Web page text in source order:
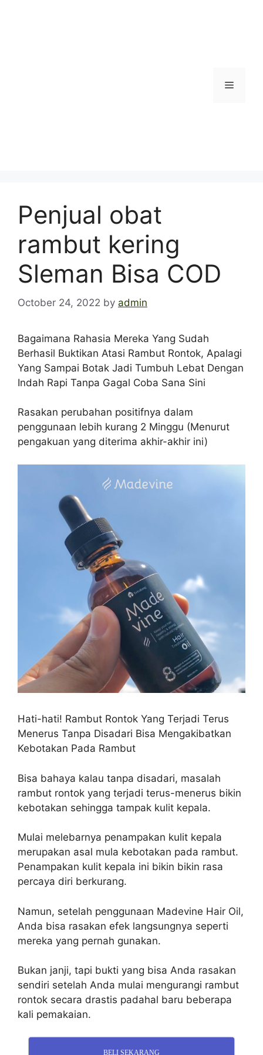
Menu
Penjual obat
rambut kering
Sleman Bisa COD
October 24, 2022 by admin
Bagaimana Rahasia Mereka Yang Sudah
Berhasil Buktikan Atasi Rambut Rontok, Apalagi
Yang Sampai Botak Jadi Tumbuh Lebat Dengan
Indah Rapi Tanpa Gagal Coba Sana Sini
Rasakan perubahan positifnya dalam
penggunaan lebih kurang 2 Minggu (Menurut
pengakuan yang diterima akhir-akhir ini)
Hati-hati! Rambut Rontok Yang Terjadi Terus
Menerus Tanpa Disadari Bisa Mengakibatkan
Kebotakan Pada Rambut
Bisa bahaya kalau tanpa disadari, masalah
rambut rontok yang terjadi terus-menerus bikin
kebotakan sehingga tampak kulit kepala.
Mulai melebarnya penampakan kulit kepala
merupakan asal mula kebotakan pada rambut.
Penampakan kulit kepala ini bikin bikin rasa
percaya diri berkurang.
Namun, setelah penggunaan Madevine Hair Oil,
Anda bisa rasakan efek langsungnya seperti
mereka yang pernah gunakan.
Bukan janji, tapi bukti yang bisa Anda rasakan
sendiri setelah Anda mulai mengurangi rambut
rontok secara drastis padahal baru beberapa
kali pemakaian.
BELI SEKARANG